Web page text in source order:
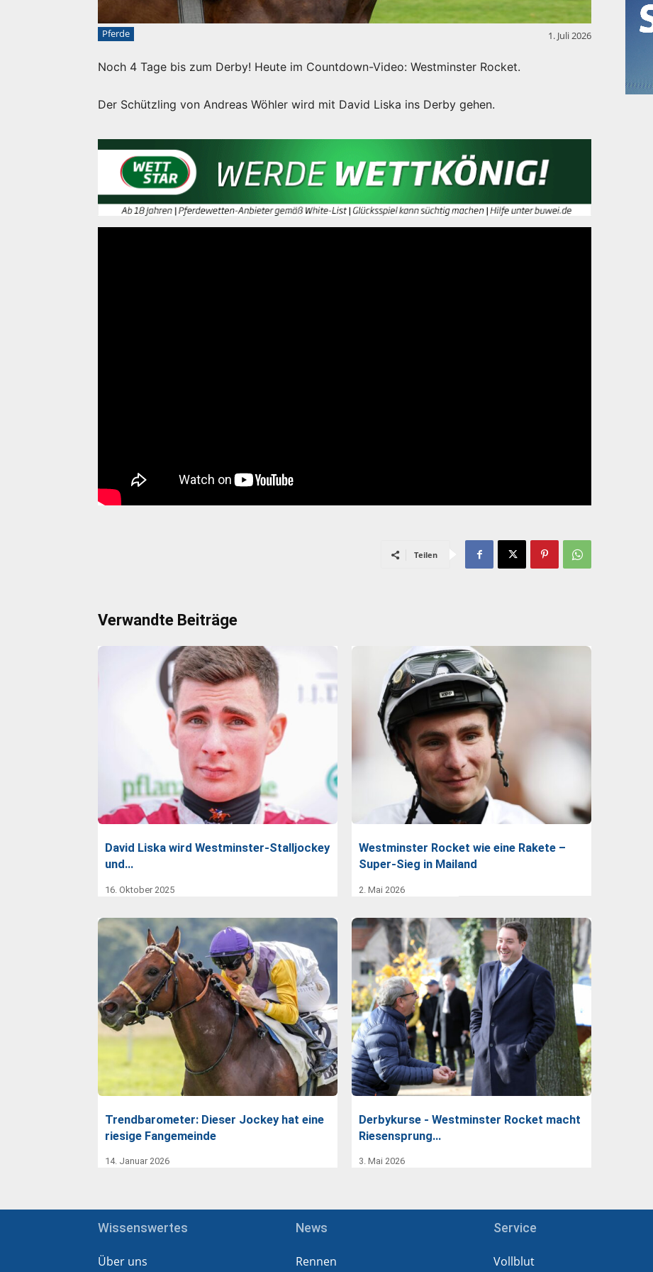
Pferde 1. Juli 2026
Noch 4 Tage bis zum Derby! Heute im Countdown-Video: Westminster Rocket.
Der Schützling von Andreas Wöhler wird mit David Liska ins Derby gehen.
Teilen
Verwandte Beiträge
David Liska wird Westminster-Stalljockey
und…
16. Oktober 2025
Westminster Rocket wie eine Rakete –
Super-Sieg in Mailand
2. Mai 2026
Trendbarometer: Dieser Jockey hat eine
riesige Fangemeinde
14. Januar 2026
Derbykurse - Westminster Rocket macht
Riesensprung…
3. Mai 2026
Wissenswertes
Über uns
News
Rennen
Service
Vollblut